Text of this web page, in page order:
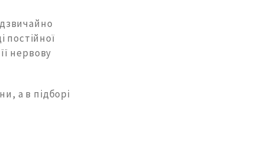
нервову
а в підборі